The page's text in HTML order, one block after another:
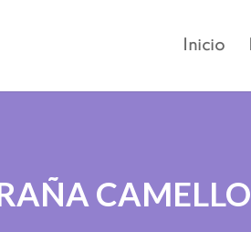
Inicio
CAMELLO